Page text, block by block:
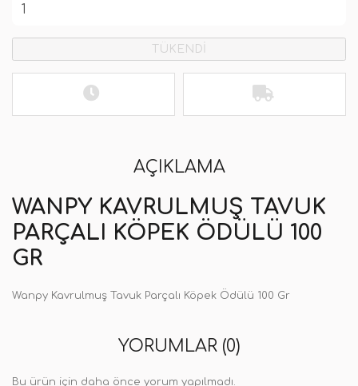
TÜKENDİ
AÇIKLAMA
WANPY KAVRULMUŞ TAVUK
PARÇALI KÖPEK ÖDÜLÜ 100
GR
Wanpy Kavrulmuş Tavuk Parçalı Köpek Ödülü 100 Gr
YORUMLAR (0)
Bu ürün için daha önce yorum yapılmadı.